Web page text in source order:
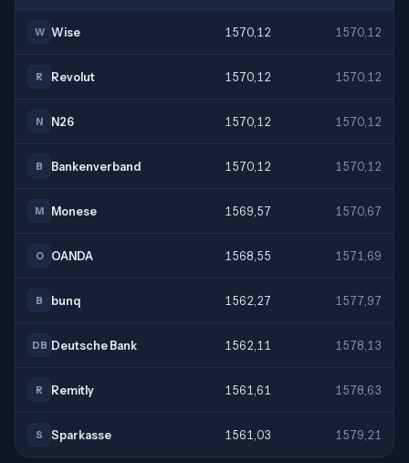
W Wise 1570,12 1570,12
R Revolut 1570,12 1570,12
N N26 1570,12 1570,12
B Bankenverband 1570,12 1570,12
M Monese 1569,57 1570,67
O OANDA 1568,55 1571,69
B bunq 1562,27 1577,97
DB Deutsche Bank 1562,11 1578,13
R Remitly 1561,61 1578,63
S Sparkasse 1561,03 1579,21